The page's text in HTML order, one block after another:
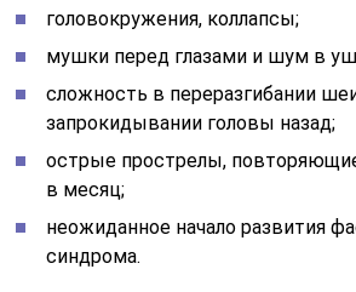
головокружения, коллапсы;
мушки перед глазами и шум в
сложность в переразгибании
запрокидывании головы назад;
острые прострелы,
в месяц;
неожиданное начало развития
синдрома.